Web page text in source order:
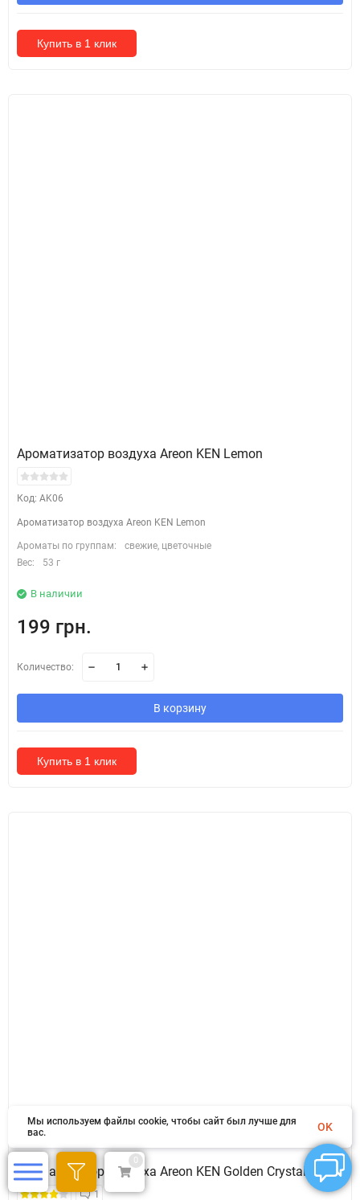
Купить в 1 клик
Ароматизатор воздуха Areon KEN Lemon
Код: AK06
Ароматизатор воздуха Areon KEN Lemon
Ароматы по группам:
свежие, цветочные
Вес:
53 г
В наличии
199 грн.
Количество:
В корзину
Купить в 1 клик
Ароматизатор воздуха Areon KEN Golden Crystal
1
0
Мы используем файлы cookie, чтобы сайт был лучше для
вас.
OK